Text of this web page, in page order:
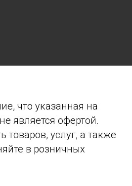
что указанная на
является офертой.
товаров, услуг, а также
в розничных